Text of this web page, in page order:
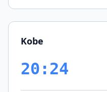
Kobe
20:24